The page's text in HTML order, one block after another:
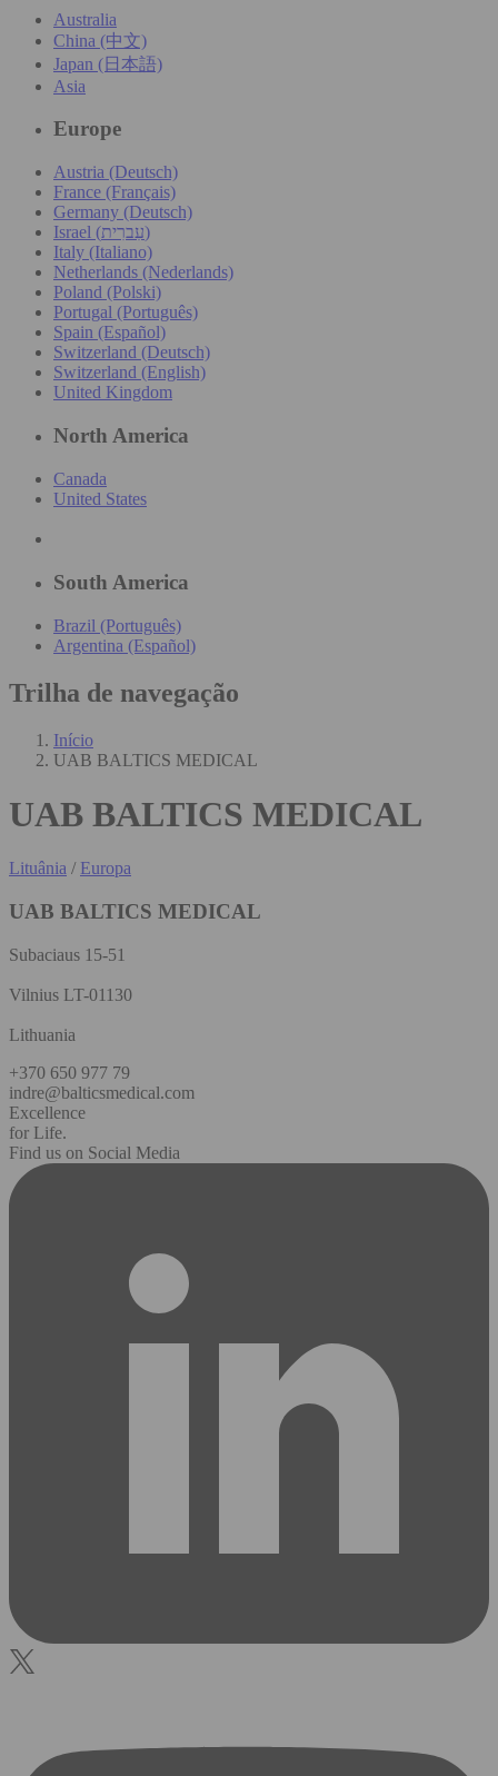
Australia
China (中文)
Japan (日本語)
Asia
Europe
Austria (Deutsch)
France (Français)
Germany (Deutsch)
Israel (עִברִית)
Italy (Italiano)
Netherlands (Nederlands)
Poland (Polski)
Portugal (Português)
Spain (Español)
Switzerland (Deutsch)
Switzerland (English)
United Kingdom
North America
Canada
United States
South America
Brazil (Português)
Argentina (Español)
Trilha de navegação
Início
UAB BALTICS MEDICAL
UAB BALTICS MEDICAL
Lituânia / Europa
UAB BALTICS MEDICAL
Subaciaus 15-51
Vilnius LT-01130
Lithuania
+370 650 977 79
indre@balticsmedical.com
Excellence
for Life.
Find us on Social Media